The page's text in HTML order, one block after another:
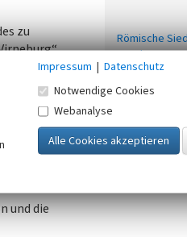
zu
die
Amtes
Kreises
von 1970
und die
Römische
Bereborn
Beginn -53 bis
Sankt
Impressum | Datenschutz
Notwendige Cookies
Webanalyse